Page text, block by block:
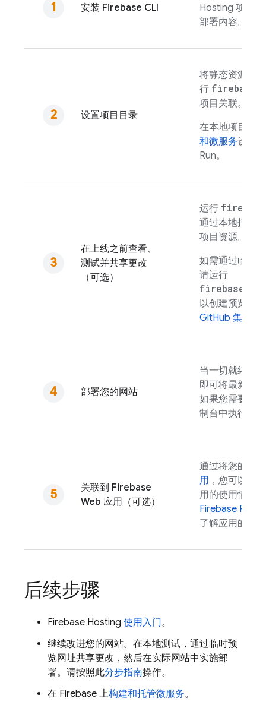
安装 Firebase CLI
Hosting 项目
部署内容。
设置项目目录
将静态资源添
行 firebase
项目关联。
在本地项目目
和微服务设置
Run。
在上线之前查看、
测试并共享更改
（可选）
运行
通过本地托管
项目资源。
如需通过临时
请运行
firebase
以创建预览渠
GitHub 集成
部署您的网站
当一切就绪时
即可将最新的
如果您需要撤
制台中执行一
关联到 Firebase
Web 应用（可选）
通过将您的网
用 ，您可以使
用的使用情况
Firebase
了解应用的性
后续步骤
Firebase Hosting 使用入门。
继续改进您的网站。在本地测试，通过临时预
览网址共享更改，然后在实际网站中实施部
署。请按照此分步指南操作。
在 Firebase 上构建和托管微服务。